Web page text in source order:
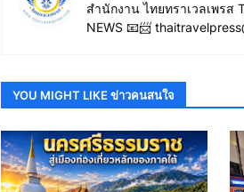
สำนักงาน ไทยทราเวลเพรส
NEWS 📧📨
YOU MIGHT LIKE ข่าวคนสนใจ